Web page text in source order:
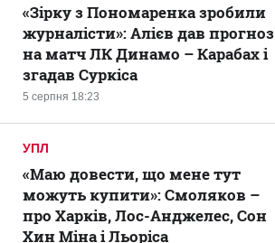
5 серпня 18:23
«Зірку з Пономаренка зробили
журналісти»: Алієв дав прогноз
на матч ЛК Динамо – Карабах і
згадав Суркіса
УПЛ
«Маю довести, що мене тут
можуть купити»: Смоляков –
про Харків, Лос-Анджелес, Сон
Хин Міна і Льоріса